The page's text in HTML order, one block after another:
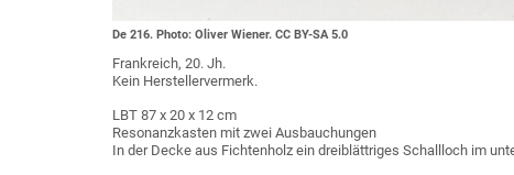
De 216. Photo: Oliver Wiener. CC BY-SA 5.0
Frankreich, 20. Jh.
Kein Herstellervermerk.
LBT 87 x 20 x 12 cm
Resonanzkasten mit zwei Ausbauchungen
In der Decke aus Fichtenholz ein dreiblättriges Schallloch im